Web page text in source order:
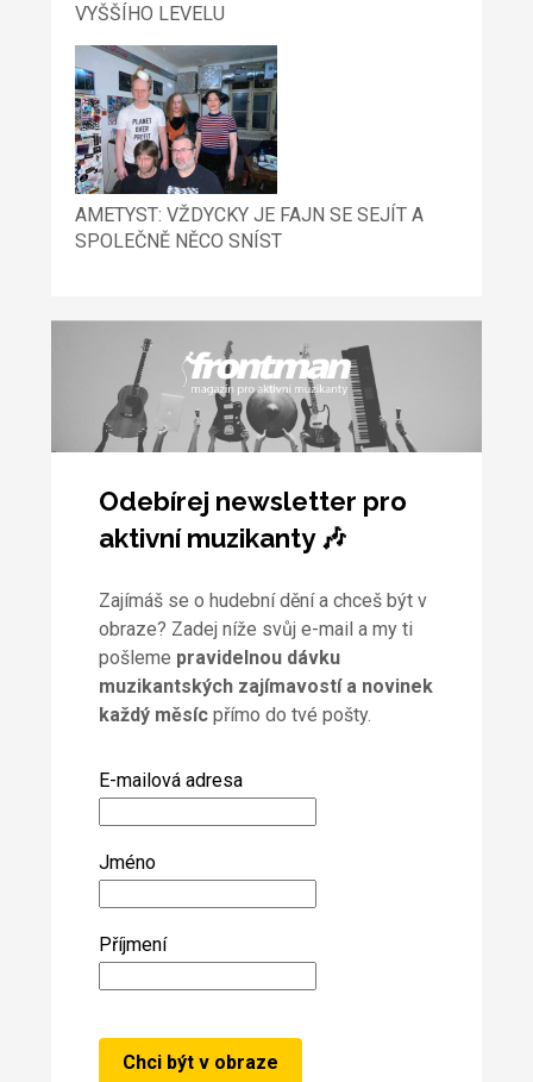
VYŠŠÍHO LEVELU
AMETYST: VŽDYCKY JE FAJN SE SEJÍT A
SPOLEČNĚ NĚCO SNÍST
Odebírej newsletter pro
aktivní muzikanty 🎶
Zajímáš se o hudební dění a chceš být v
obraze? Zadej níže svůj e-mail a my ti
pošleme pravidelnou dávku
muzikantských zajímavostí a novinek
každý měsícpřímo do tvé pošty.
E-mailová adresa
Jméno
Příjmení